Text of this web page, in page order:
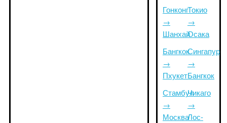
Гонконг
→
Шанхай
Бангкок
→
Пхукет
Стамбул
→
Москва
Токио
→
Осака
Сингапур
→
Бангкок
Чикаго
→
Лос-